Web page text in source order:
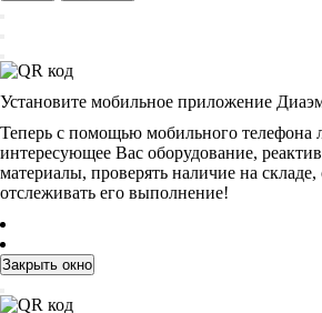
Установите мобильное приложение
Теперь с помощью мобильного телефона
интересующее Вас оборудование,
материалы, проверять наличие на складе,
отслеживать его выполнение!
Закрыть окно